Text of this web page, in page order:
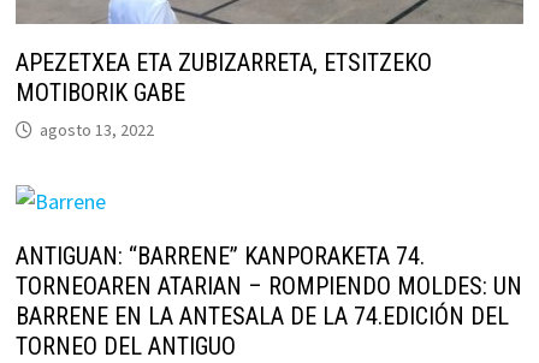
APEZETXEA ETA ZUBIZARRETA, ETSITZEKO
MOTIBORIK GABE
agosto 13, 2022
ANTIGUAN: “BARRENE” KANPORAKETA 74.
TORNEOAREN ATARIAN – ROMPIENDO MOLDES: UN
BARRENE EN LA ANTESALA DE LA 74.EDICIÓN DEL
TORNEO DEL ANTIGUO